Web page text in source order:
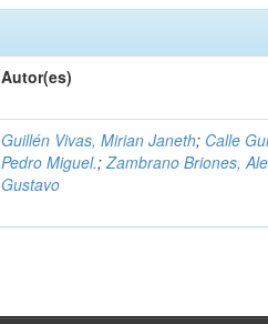
Autor(es)
Guillén Vivas, Mirian Janeth; Calle
Pedro Miguel.;Zambrano Briones,
Gustavo